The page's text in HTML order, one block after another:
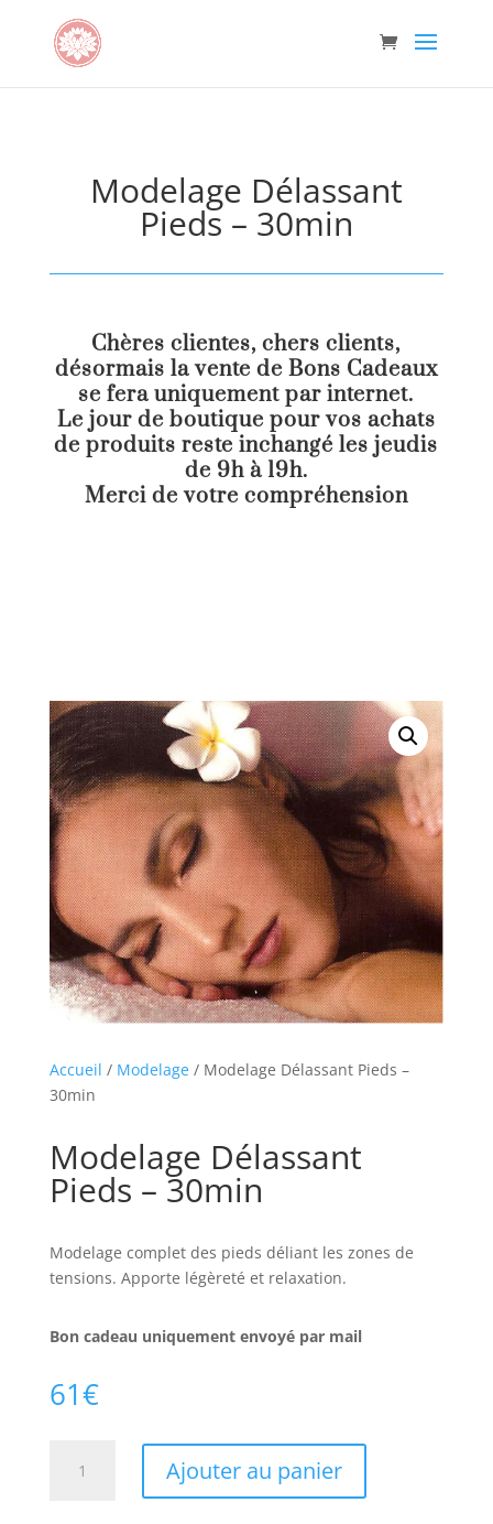
Modelage Délassant
Pieds – 30min
Chères clientes, chers clients,
désormais la vente de Bons Cadeaux
se fera uniquement par internet.
Le jour de boutique pour vos achats
de produits reste inchangé les jeudis
de 9h à 19h.
Merci de votre compréhension
Accueil / Modelage/ Modelage Délassant Pieds –
30min
Modelage Délassant
Pieds – 30min
Modelage complet des pieds déliant les zones de
tensions. Apporte légèreté et relaxation.
Bon cadeau uniquement envoyé par mail
61€
Ajouter au panier